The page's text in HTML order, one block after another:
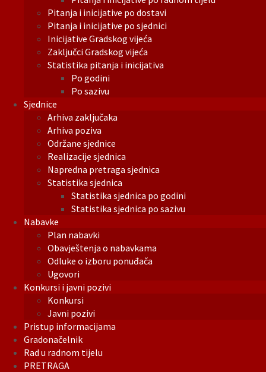
Pitanja i inicijative po dostavi
Pitanja i inicijative po sjednici
Inicijative Gradskog vijeća
Zaključci Gradskog vijeća
Statistika pitanja i inicijativa
Po godini
Po sazivu
Sjednice
Arhiva zaključaka
Arhiva poziva
Održane sjednice
Realizacije sjednica
Napredna pretraga sjednica
Statistika sjednica
Statistika sjednica po godini
Statistika sjednica po sazivu
Nabavke
Plan nabavki
Obavještenja o nabavkama
Odluke o izboru ponuđača
Ugovori
Konkursi i javni pozivi
Konkursi
Javni pozivi
Pristup informacijama
Gradonačelnik
Rad u radnom tijelu
PRETRAGA